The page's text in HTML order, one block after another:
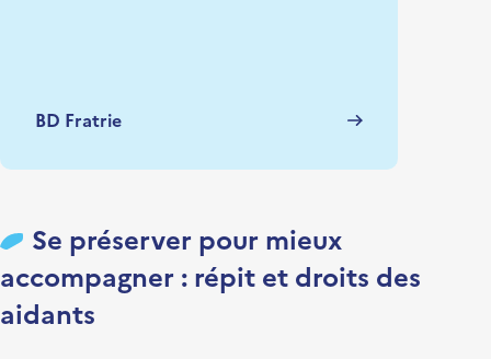
BD Fratrie
Se préserver pour mieux
accompagner : répit et droits des
aidants